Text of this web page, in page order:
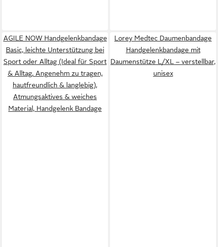
AGILE NOW Handgelenkbandage
Basic, leichte Unterstützung bei
Sport oder Alltag (Ideal für Sport
& Alltag, Angenehm zu tragen,
hautfreundlich & langlebig),
Atmungsaktives & weiches
Material, Handgelenk Bandage
Lorey Medtec Daumenbandage
Handgelenkbandage mit
Daumenstütze L/XL – verstellbar,
unisex